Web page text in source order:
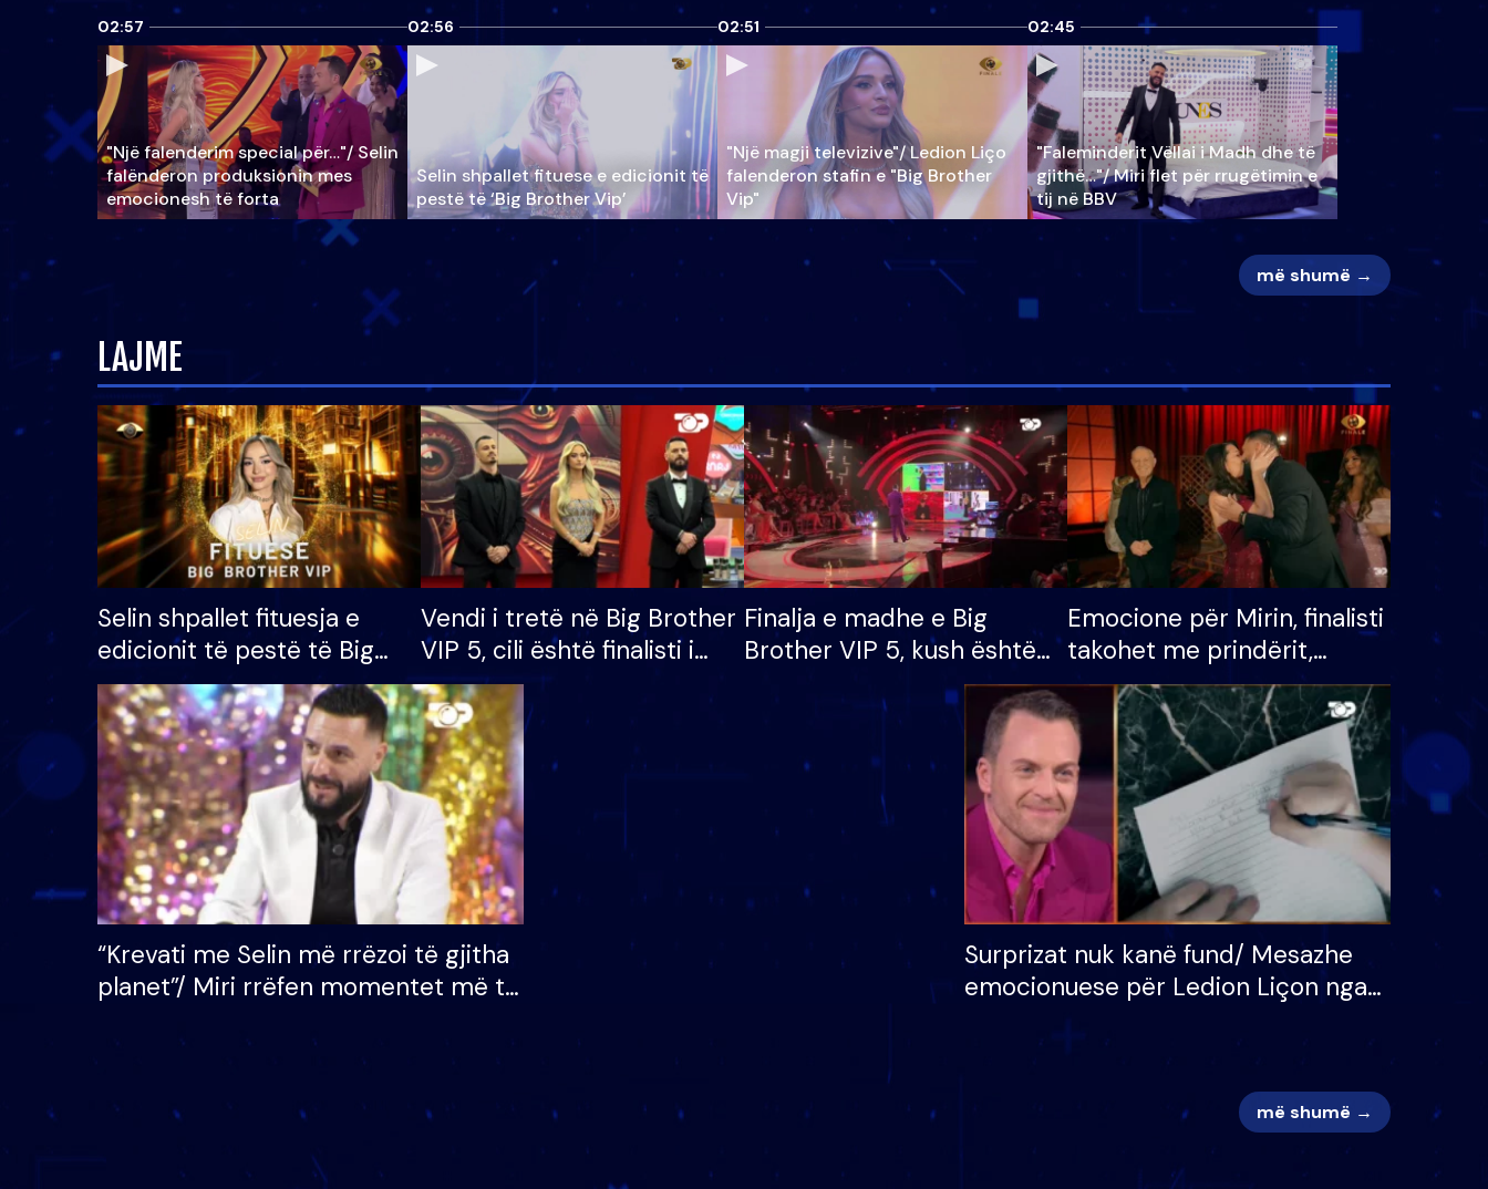
02:57
"Një falenderim special për…"/ Selin
falënderon produksionin mes
emocionesh të forta
02:56
Selin shpallet fituese e edicionit të
pestë të ‘Big Brother Vip’
02:51
"Një magji televizive"/ Ledion Liço
falenderon stafin e "Big Brother
Vip"
02:45
"Faleminderit Vëllai i Madh dhe të
gjithë…"/ Miri flet për rrugëtimin e
tij në BBV
më shumë →
LAJME
Selin shpallet fituesja e
edicionit të pestë të Big
Brother VIP, rrëmben
çmimin e madh prej 100
mijë eurosh
Vendi i tretë në Big Brother
VIP 5, cili është finalisti i
radhës që lë shtëpinë
Finalja e madhe e Big
Brother VIP 5, kush është
banori i parë që lë shtëpinë
dhe humb mundësinë për
të fituar çmimin e madh
Emocione për Mirin, finalisti
takohet me prindërit,
vajzën dhe bashkëshorten:
S’kemi ndonjë letër divorci
apo jo?
“Krevati me Selin më rrëzoi të gjitha
planet”/ Miri rrëfen momentet më të
mungojë zilja e mëngjesit kur…
Surprizat nuk kanë fund/ Mesazhe
emocionuese për Ledion Liçon nga
më shumë →